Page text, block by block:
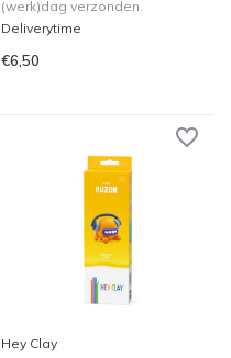
(werk)dag verzonden.
Deliverytime
€6,50
Hey Clay